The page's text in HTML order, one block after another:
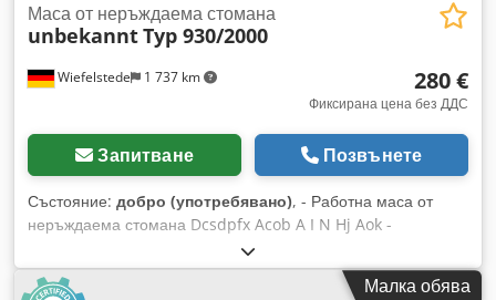
Wiefelstede 1 737 km
Маса от неръждаема стомана
unbekanntTyp 930/2000
280 €
Фиксирана цена без ДДС
Запитване Позвънете
Състояние: добро (употребявано), - Работна маса от
неръждаема стомана Dcsdpfx Acob A I N Hj Aok -
Изпълнение: стабилна - Основен рафт: 1 - Борд/рамка -
Поставка - Размери: 2000/930/H800 мм - Тегло: 82 кг
Малка обява